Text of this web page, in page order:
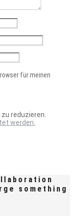
für meinen
reduzieren.
werden.
something